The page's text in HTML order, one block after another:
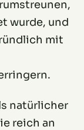
wurde, und
mit
natürlicher
reich an